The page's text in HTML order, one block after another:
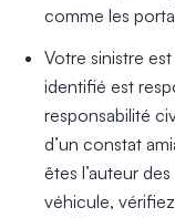
comme les
Votre sinistre
identifié est
responsabilité
d’un constat
êtes l’auteur
véhicule,